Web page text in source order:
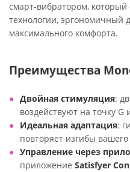
смарт-вибратором, который
технологии, эргономичный
максимального комфорта.
Преимущества
Двойная стимуляция:
воздействуют на точку
Идеальная адаптация:
повторяет изгибы вашего
Управление через
приложение Satisfyer